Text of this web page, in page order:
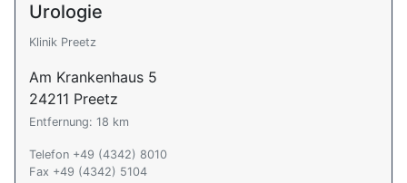
Urologie
Klinik Preetz
Am Krankenhaus 5
24211 Preetz
Entfernung: 18 km
Telefon +49 (4342) 8010
Fax +49 (4342) 5104